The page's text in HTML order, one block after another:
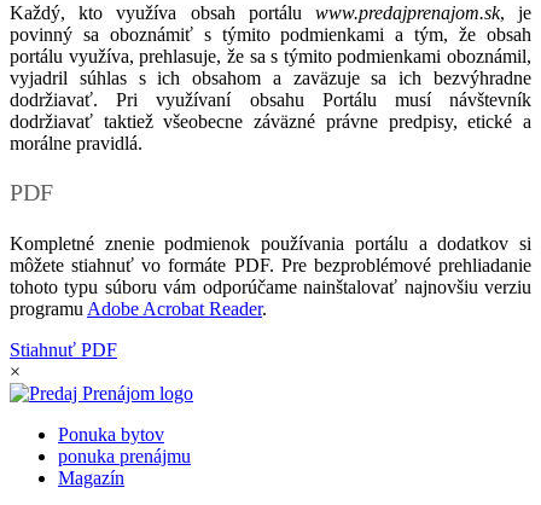
Každý, kto využíva obsah portálu www.predajprenajom.sk, je
povinný sa oboznámiť s týmito podmienkami a tým, že obsah
portálu využíva, prehlasuje, že sa s týmito podmienkami oboznámil,
vyjadril súhlas s ich obsahom a zaväzuje sa ich bezvýhradne
dodržiavať. Pri využívaní obsahu Portálu musí návštevník
dodržiavať taktiež všeobecne záväzné právne predpisy, etické a
morálne pravidlá.
PDF
Kompletné znenie podmienok používania portálu a dodatkov si
môžete stiahnuť vo formáte PDF. Pre bezproblémové prehliadanie
tohoto typu súboru vám odporúčame nainštalovať najnovšiu verziu
programu Adobe Acrobat Reader.
Stiahnuť PDF
×
Ponuka bytov
ponuka prenájmu
Magazín